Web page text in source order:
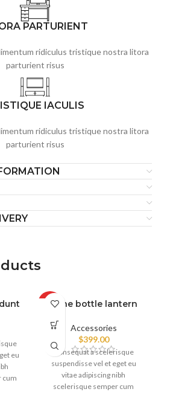
PARTURIENT
ridiculus tristique nostra litora
parturient risus
IACULIS
ridiculus tristique nostra litora
parturient risus
eu
cum
HOTWine bottle lantern
Accessories
$399.00
Consequat a scelerisque
suspendisse vel et eget eu
vitae adipiscing nibh
scelerisque semper cum